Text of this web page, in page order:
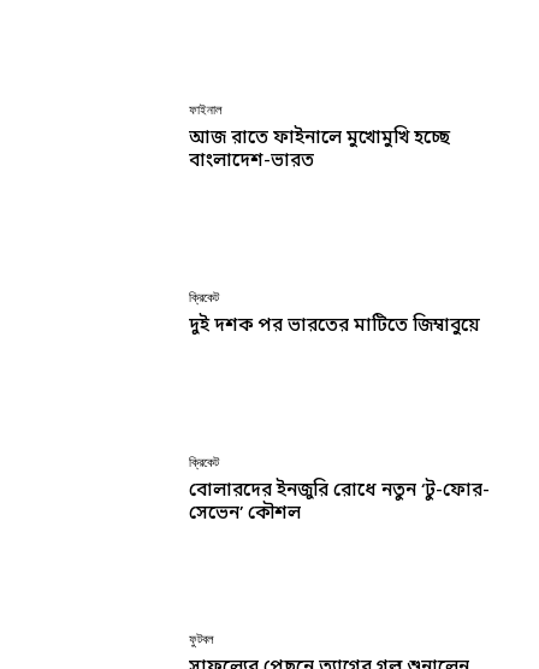
ফাইনাল
আজ রাতে ফাইনালে মুখোমুখি হচ্ছে
বাংলাদেশ-ভারত
ক্রিকেট
দুই দশক পর ভারতের মাটিতে জিম্বাবুয়ে
ক্রিকেট
বোলারদের ইনজুরি রোধে নতুন ‘টু-ফোর-
সেভেন’ কৌশল
ফুটবল